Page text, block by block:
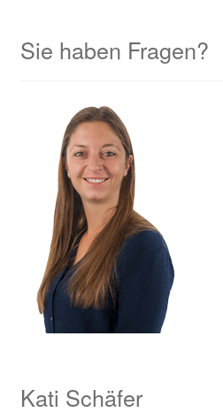
Sie haben Fragen?
Kati Schäfer